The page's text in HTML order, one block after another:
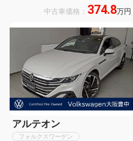
セーフティ ACC 純正ナビTV 全周囲
ーシート パワーシート 前後席シート
中古車価格： 374.8万円
アルテオン
フォルクスワーゲン